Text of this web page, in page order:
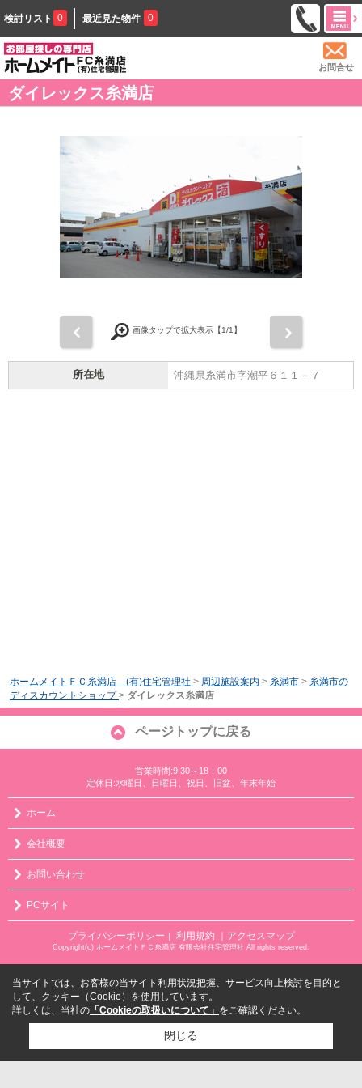
検討リスト 0 最近見た物件 0
お問合せ
ダイレックス糸満店
画像タップで拡大表示【1/1】
所在地 沖縄県糸満市字潮平６１１－７
ホームメイトＦＣ糸満店 (有)住宅管理社 > 周辺施設案内 > 糸満市 > 糸満市の
ディスカウントショップ > ダイレックス糸満店
ページトップに戻る
営業時間:9:30～18：00
定休日:水曜日、日曜日、祝日、旧盆、年末年始
ホーム
会社概要
お問い合わせ
PCサイト
プライバシーポリシー ｜ 利用規約 ｜アクセスマップ
Copyright(c) ホームメイトＦＣ糸満店 有限会社住宅管理社 All rights reserved.
当サイトでは、お客様の当サイト利用状況把握、サービス向上検討を目的と
して、クッキー（Cookie）を使用しています。
詳しくは、当社の 「Cookieの取扱いについて」 をご確認ください。
閉じる